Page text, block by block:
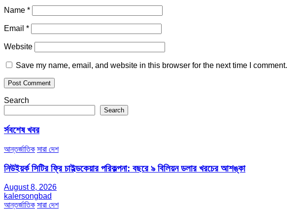
Name *
Email *
Website
Save my name, email, and website in this browser for the next time I comment.
Search
Search
র্সবশেষ খবর
আন্তর্জাতিক সারা দেশ
নিউইয়র্ক সিটির ফ্রি চাইল্ডকেয়ার পরিকল্পনা: বছরে ৯ বিলিয়ন ডলার খরচের আশঙ্কা
August 8, 2026
kalersongbad
আন্তর্জাতিক সারা দেশ